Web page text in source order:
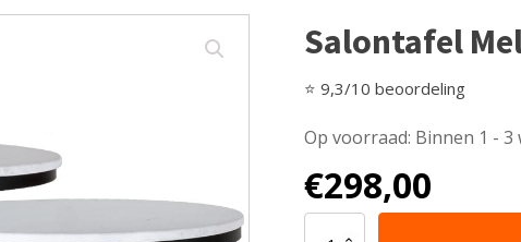
Salontafel
⭐ 9,3/10 beoordeling
Op voorraad: Binnen 1 -
€298,00